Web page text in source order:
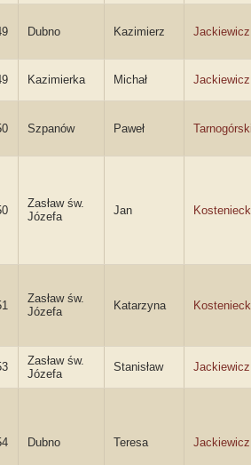
Dubno Kazimierz Jackiewicz
Kazimierka Michał Jackiewicz
Szpanów Paweł
Zasław św.
Józefa
Jan
Zasław św.
Józefa
Katarzyna
Zasław św.
Józefa
Stanisław Jackiewicz
Dubno Teresa Jackiewicz